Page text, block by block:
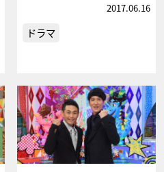
2017.06.16
ドラマ